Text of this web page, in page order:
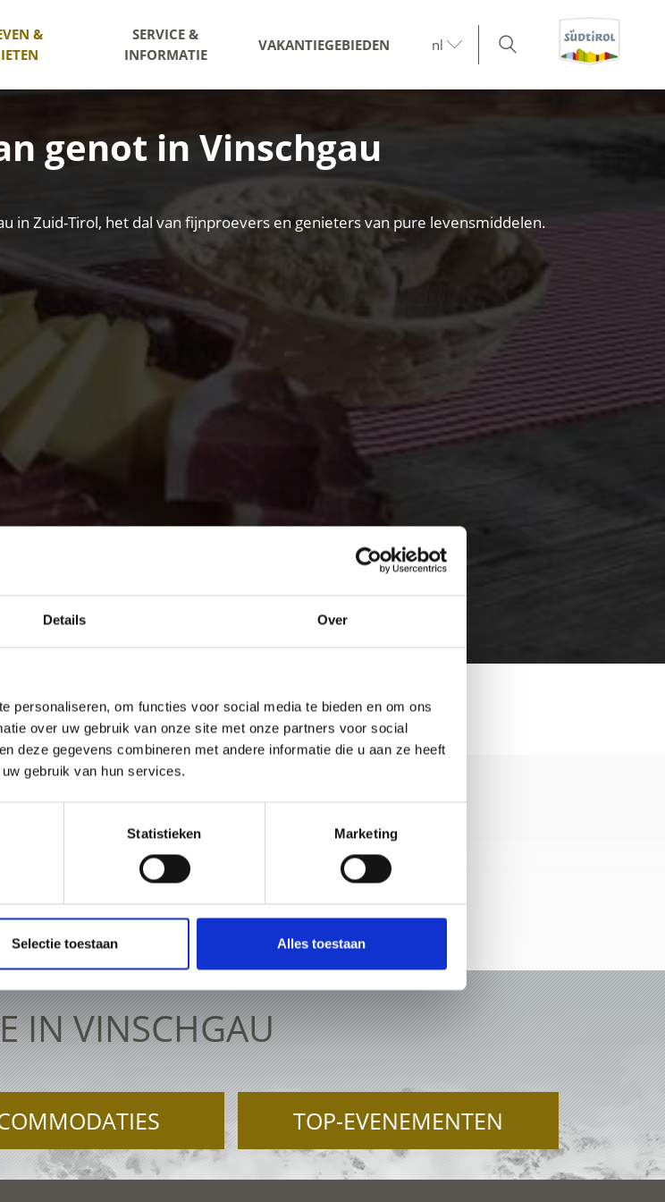
Details Over
personaliseren, om functies voor social media te bieden en om ons
over uw gebruik van onze site met onze partners voor social
deze gegevens combineren met andere informatie die u aan ze heeft
gebruik van hun services.
Statistieken Marketing
Selectie toestaan Alles toestaan
&
SERVICE &
INFORMATIE
VAKANTIEGEBIEDEN nl
genot in Vinschgau
in Zuid-Tirol, het dal van fijnproevers en genieters van pure levensmiddelen.
IN VINSCHGAU
TOP-EVENEMENTEN